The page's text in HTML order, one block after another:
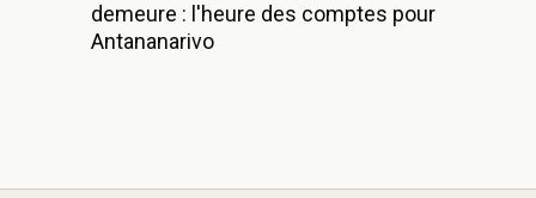
demeure : l'heure des comptes pour
Antananarivo